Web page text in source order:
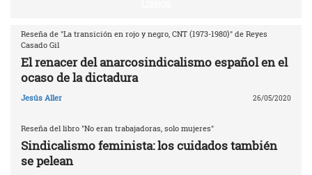
Reseña de "La transición en rojo y negro, CNT (1973-1980)" de Reyes
Casado Gil
El renacer del anarcosindicalismo español en el
ocaso de la dictadura
Jesús Aller 26/05/2020
Reseña del libro "No eran trabajadoras, solo mujeres"
Sindicalismo feminista: los cuidados también
se pelean